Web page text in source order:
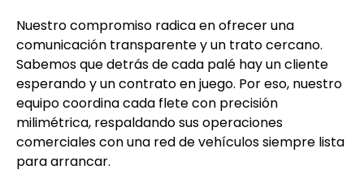
Nuestro compromiso radica en ofrecer una
comunicación transparente y un trato cercano.
Sabemos que detrás de cada palé hay un cliente
esperando y un contrato en juego. Por eso, nuestro
equipo coordina cada flete con precisión
milimétrica, respaldando sus operaciones
comerciales con una red de vehículos siempre lista
para arrancar.